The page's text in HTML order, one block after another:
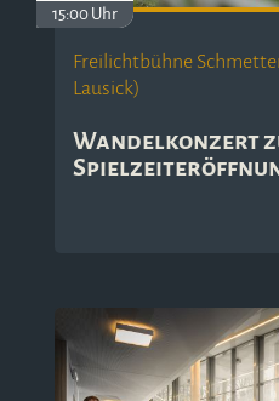
15:00 Uhr
Freilichtbühne
Lausick)
Wandelkonzert